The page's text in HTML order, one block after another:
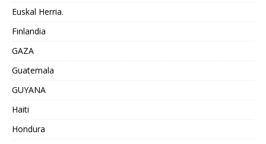
Euskal Herria.
Finlandia
GAZA
Guatemala
GUYANA
Haiti
Hondura